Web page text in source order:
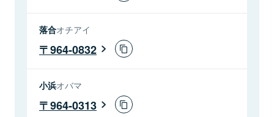
落合オチアイ
964-0832
小浜オバマ
964-0313